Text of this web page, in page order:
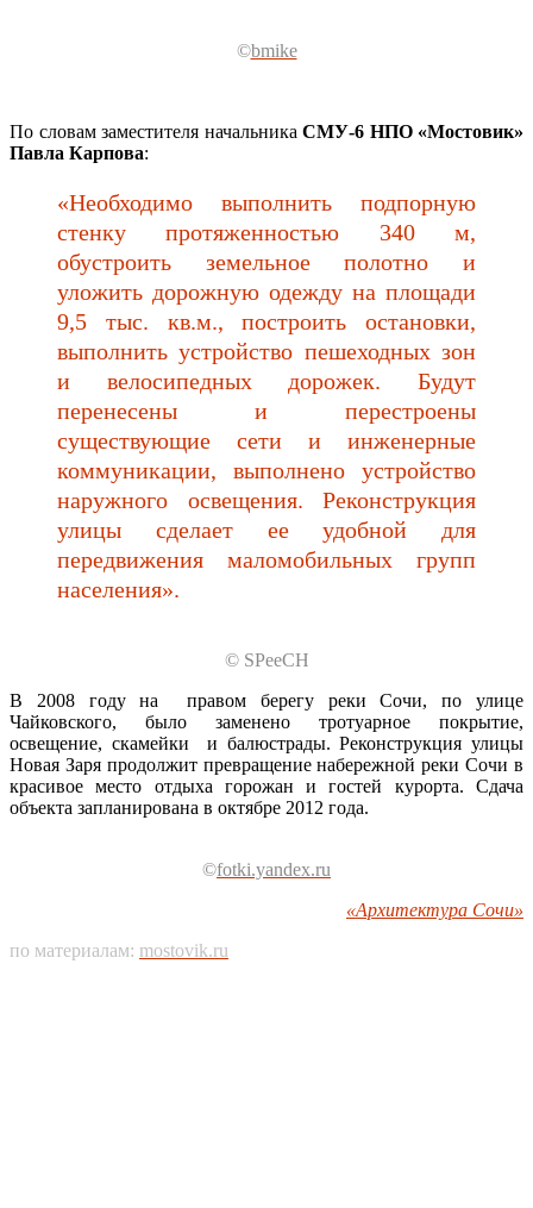
©bmike
По словам заместителя начальника СМУ-6 НПО «Мостовик»
Павла Карпова:
«Необходимо выполнить подпорную
стенку протяженностью 340 м,
обустроить земельное полотно и
уложить дорожную одежду на площади
9,5 тыс. кв.м., построить остановки,
выполнить устройство пешеходных зон
и велосипедных дорожек. Будут
перенесены и перестроены
существующие сети и инженерные
коммуникации, выполнено устройство
наружного освещения. Реконструкция
улицы сделает ее удобной для
передвижения маломобильных групп
населения».
© SPeeCH
В 2008 году на правом берегу реки Сочи, по улице
Чайковского, было заменено тротуарное покрытие,
освещение, скамейки и балюстрады. Реконструкция улицы
Новая Заря продолжит превращение набережной реки Сочи в
красивое место отдыха горожан и гостей курорта. Сдача
объекта запланирована в октябре 2012 года.
©fotki.yandex.ru
«Архитектура Сочи»
по материалам: mostovik.ru